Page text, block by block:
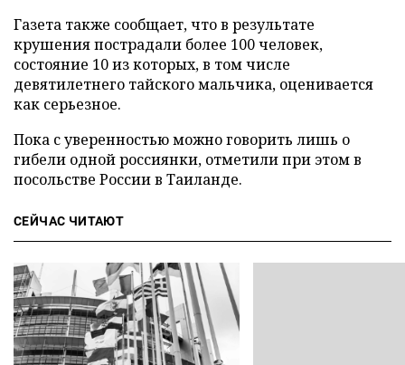
Газета также сообщает, что в результате
крушения пострадали более 100 человек,
состояние 10 из которых, в том числе
девятилетнего тайского мальчика, оценивается
как серьезное.
Пока с уверенностью можно говорить лишь о
гибели одной россиянки, отметили при этом в
посольстве России в Таиланде.
СЕЙЧАС ЧИТАЮТ